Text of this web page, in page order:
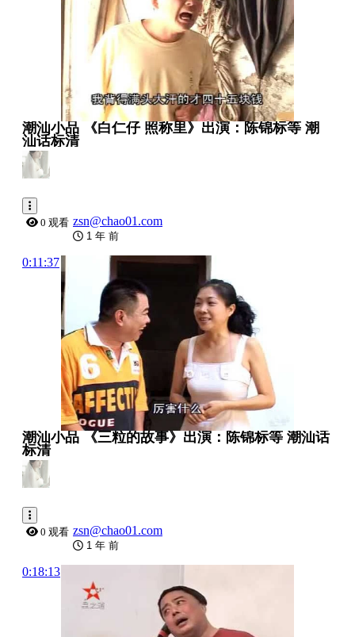
潮汕小品 《白仁仔 照称里》出演：陈锦标等 潮
汕话标清
0 观看 zsn@chao01.com
1 年 前
0:11:37
潮汕小品 《三粒的故事》出演：陈锦标等 潮汕话
标清
0 观看 zsn@chao01.com
1 年 前
0:18:13